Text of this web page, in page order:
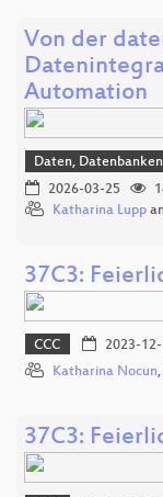
Von der
Automation
Daten,
2026-03-25
Katharina Lupp
37C3:
CCC 2023-
Katharina Nocun,
37C3: